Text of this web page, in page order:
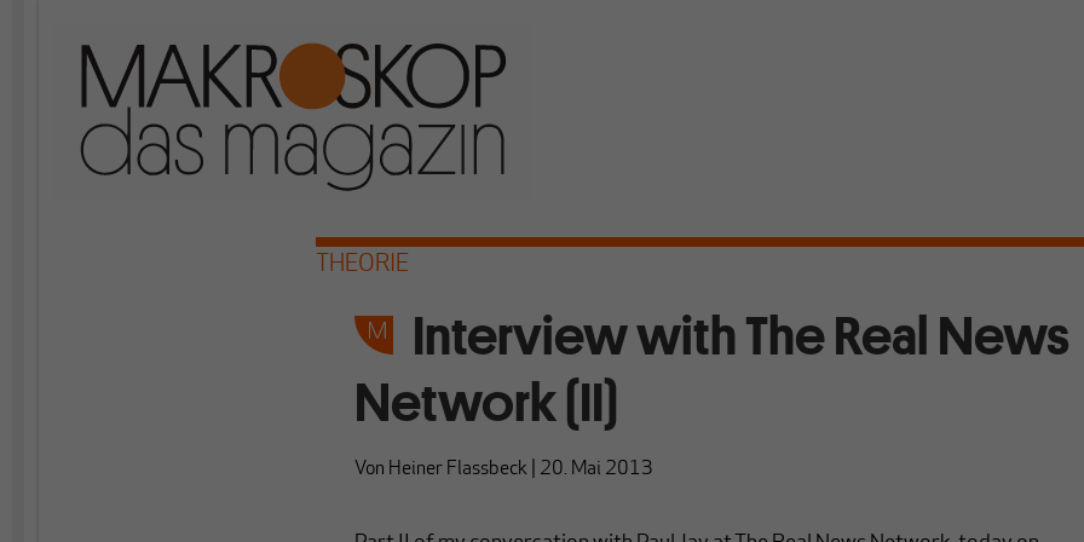
THEORIE
Interview with The Real News
Network (II)
Von Heiner Flassbeck 20. Mai 2013